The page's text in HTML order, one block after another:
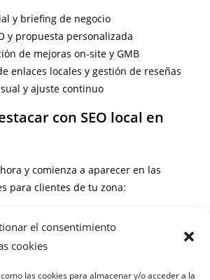
el consentimiento
cookies
las cookies para almacenar y/o acceder a la
y briefing de negocio
y propuesta personalizada
de mejoras on-site y GMB
enlaces locales y gestión de reseñas
y ajuste continuo
con SEO local en
y comienza a aparecer en las
para clientes de tu zona:
Información
en ver resultados?